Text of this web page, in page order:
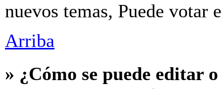
nuevos temas, Puede votar
Arriba
» ¿Cómo se puede editar